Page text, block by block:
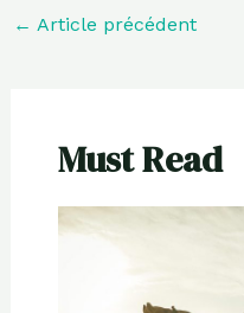
← Article précédent
Must Read